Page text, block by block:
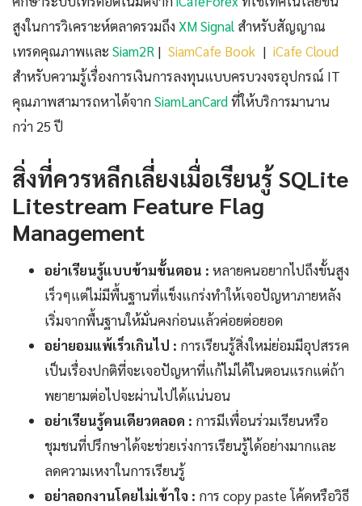
สูงในการวิเคราะห์ตลาดรวมถึง XM Signal สำหรับสัญญาณ
เทรดคุณภาพและ Siam2R | SiamCafe Book | iCafe Cloud
สำหรับความรู้เรื่องการเงินการลงทุนแบบครบวงจรอุปกรณ์ IT
คุณภาพสามารถหาได้จากSiamLanCardที่ให้บริการมานาน
กว่า 25 ปี
สิ่งที่ควรหลีกเลี่ยงเมื่อเรียนรู้ SQLite
Litestream Feature Flag
Management
อย่าเรียนรู้แบบข้ามขั้นตอน : หลายคนอยากไปถึงขั้นสูง
เร็วๆแต่ไม่มีพื้นฐานที่แข็งแกร่งทำให้เจอปัญหาภายหลัง
เริ่มจากพื้นฐานให้มั่นคงก่อนแล้วค่อยต่อยอด
อย่ายอมแพ้เร็วเกินไป : การเรียนรู้สิ่งใหม่ย่อมมีอุปสรรค
เป็นเรื่องปกติที่จะเจอปัญหาที่แก้ไม่ได้ในตอนแรกแต่ถ้า
พยายามต่อไปจะผ่านไปได้แน่นอน
อย่าเรียนรู้คนเดียวตลอด : การมีเพื่อนร่วมเรียนหรือ
ชุมชนที่ปรึกษาได้จะช่วยเร่งการเรียนรู้ได้อย่างมากและ
ลดความเหงาในการเรียนรู้
อย่าลอกงานโดยไม่เข้าใจ : การ copy paste โค้ดหรือวิธี